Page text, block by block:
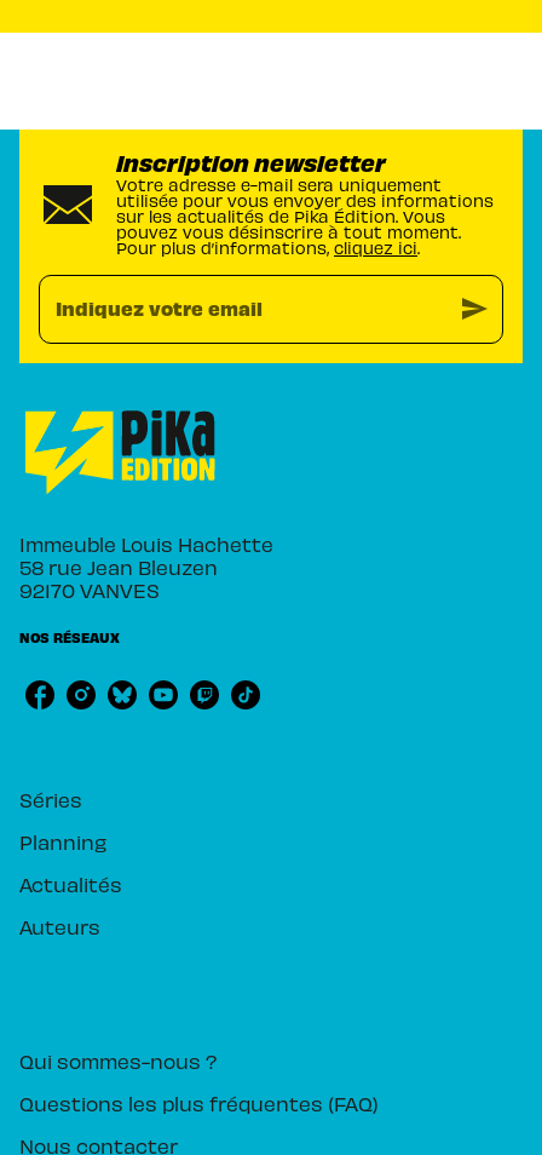
Inscription newsletter
Votre adresse e-mail sera uniquement
utilisée pour vous envoyer des informations
sur les actualités de Pika Édition. Vous
pouvez vous désinscrire à tout moment.
Pour plus d’informations, cliquez ici.
Indiquez votre email send
Immeuble Louis Hachette
58 rue Jean Bleuzen
92170 VANVES
NOS RÉSEAUX
Séries
Planning
Actualités
Auteurs
Qui sommes-nous ?
Questions les plus fréquentes (FAQ)
Nous contacter